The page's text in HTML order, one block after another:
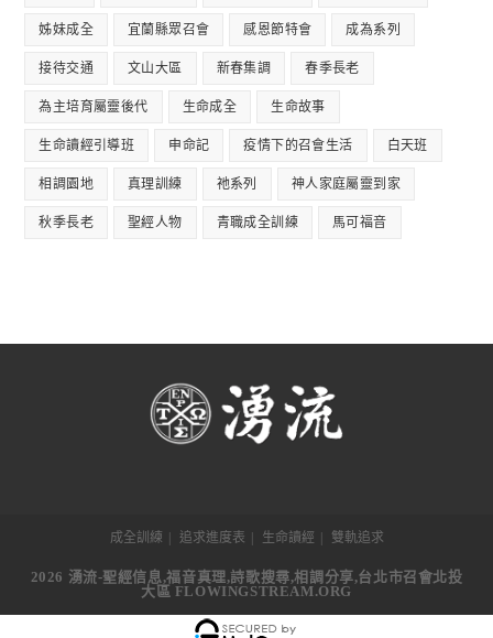
姊妹成全 宜蘭縣眾召會 感恩節特會 成為系列
接待交通 文山大區 新春集調 春季長老
為主培育屬靈後代 生命成全 生命故事
生命讀經引導班 申命記 疫情下的召會生活 白天班
相調園地 真理訓練 祂系列 神人家庭屬靈到家
秋季長老 聖經人物 青職成全訓練 馬可福音
成全訓練 追求進度表 生命讀經 雙軌追求
2026 湧流-聖經信息,福音真理,詩歌搜尋,相調分享,台北市召會北投
大區 FLOWINGSTREAM.ORG